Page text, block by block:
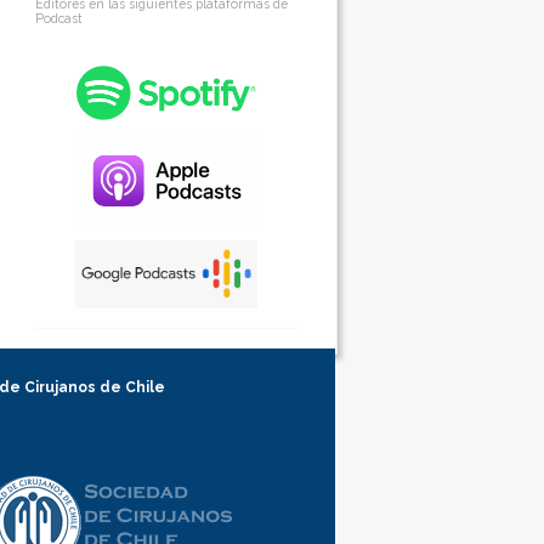
Editores en las siguientes plataformas de
Podcast
Cirujanos de Chile